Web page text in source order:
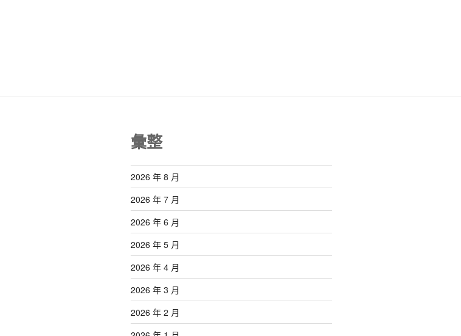
彙整
2026 年 8 月
2026 年 7 月
2026 年 6 月
2026 年 5 月
2026 年 4 月
2026 年 3 月
2026 年 2 月